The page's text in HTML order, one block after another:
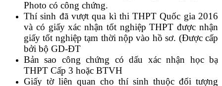
Photo có công chứng.
Thí sinh đã vượt qua kì thi THPT Quốc gia 2016
và có giấy xác nhận tốt nghiệp THPT được nhận
giấy tốt nghiệp tạm thời nộp vào hồ sơ. (Được cấp
bởi bộ GD-ĐT
Bản sao công chứng có dấu xác nhận học bạ
THPT Cấp 3 hoặc BTVH
Giấy tờ liên quan cho thí sinh thuộc đối tượng